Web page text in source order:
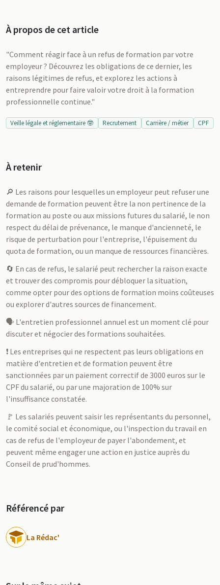
À propos de cet article
"Comment réagir face à un refus de formation par votre
employeur ? Découvrez les obligations de ce dernier, les
raisons légitimes de refus, et explorez les actions à
entreprendre pour faire valoir votre droit à la formation
professionnelle continue."
Veille légale et réglementaire 🤓 Recrutement Carrière / métier CPF
À retenir
🔎 Les raisons pour lesquelles un employeur peut refuser une
demande de formation peuvent être la non pertinence de la
formation au poste ou aux missions futures du salarié, le non
respect du délai de prévenance, le manque d'ancienneté, le
risque de perturbation pour l'entreprise, l'épuisement du
quota de formation, ou un manque de ressources financières.
🔄 En cas de refus, le salarié peut rechercher la raison exacte
et trouver des compromis pour débloquer la situation,
comme opter pour des options de formation moins coûteuses
ou explorer d'autres sources de financement.
🗣 L'entretien professionnel annuel est un moment clé pour
discuter et négocier des formations souhaitées.
❗ Les entreprises qui ne respectent pas leurs obligations en
matière d'entretien et de formation peuvent être
sanctionnées par un paiement correctif de 3000 euros sur le
CPF du salarié, ou par une majoration de 100% sur
l'insuffisance constatée.
🚩 Les salariés peuvent saisir les représentants du personnel,
le comité social et économique, ou l'inspection du travail en
cas de refus de l'employeur de payer l'abondement, et
peuvent même engager une action en justice auprès du
Conseil de prud'hommes.
Référencé par
La Rédac'